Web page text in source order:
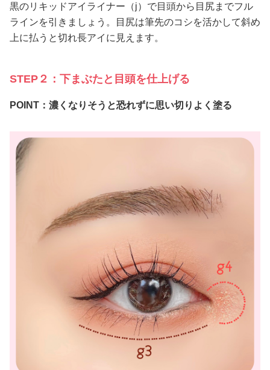
黒のリキッドアイライナー（j）で目頭から目尻までフル
ラインを引きましょう。目尻は筆先のコシを活かして斜め
上に払うと切れ長アイに見えます。
STEP２：下まぶたと目頭を仕上げる
POINT：濃くなりそうと恐れずに思い切りよく塗る